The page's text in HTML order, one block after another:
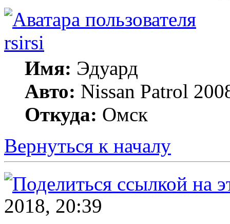
rsirsi
Имя: Эдуард
Авто: Nissan Patrol
Откуда: Омск
Вернуться к началу
2018, 20:39